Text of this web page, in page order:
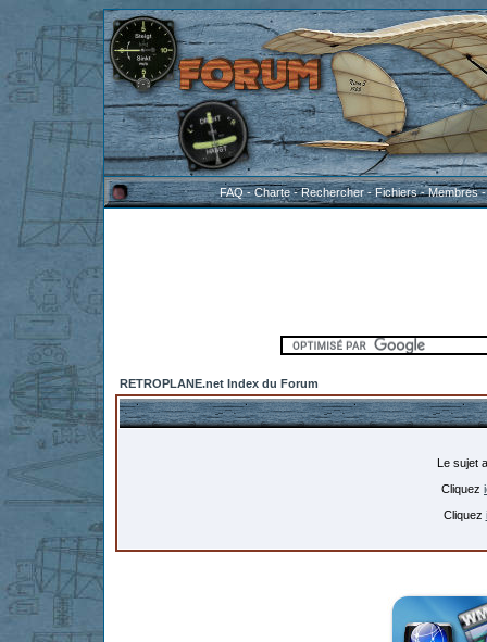
FAQ-Charte-Rechercher-Fichiers-Membres
RETROPLANE.net Index du Forum
Le sujet
Cliquez
Cliquez